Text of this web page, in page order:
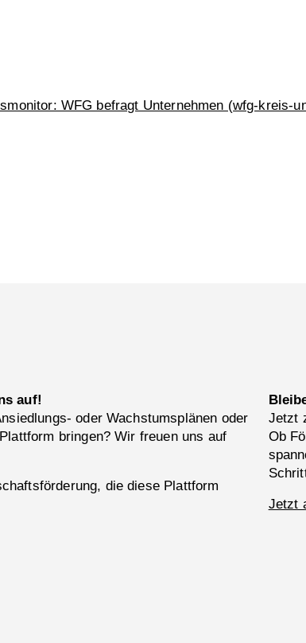
WFG befragt Unternehmen (wfg-kreis-
auf!
oder Wachstumsplänen oder
bringen? Wir freuen uns auf
die diese Plattform
Jetzt
Ob
Jetzt